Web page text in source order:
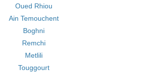
Oued Rhiou
Ain Temouchent
Boghni
Remchi
Metlili
Touggourt